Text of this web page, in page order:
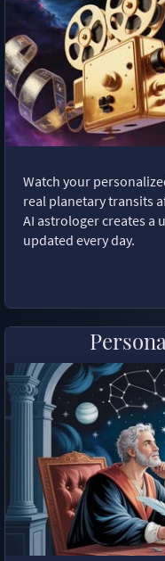
Watch your
real planetary transits
AI astrologer creates a
updated every day.